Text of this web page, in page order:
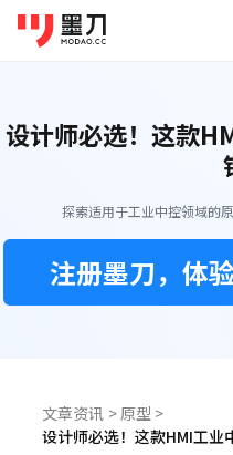
产品功能
原型设计、交互、高保
墨刀AI
墨刀设计
专业UI设计、设计转代
素材广场
APP
小程序
官网
后台
模板素材
海量原型模板
AI生成原型
HTML转原型
AI生成APP
桌面客户端
Linux
手机移动端
企业版
帮助
设计师必选！这款
探索适用于工业中控领域的
注册墨刀，体
文章资讯 > 原型 >
设计师必选！这款HMI工业